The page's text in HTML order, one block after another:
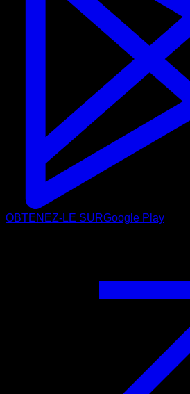
OBTENEZ-LE SURGoogle Play